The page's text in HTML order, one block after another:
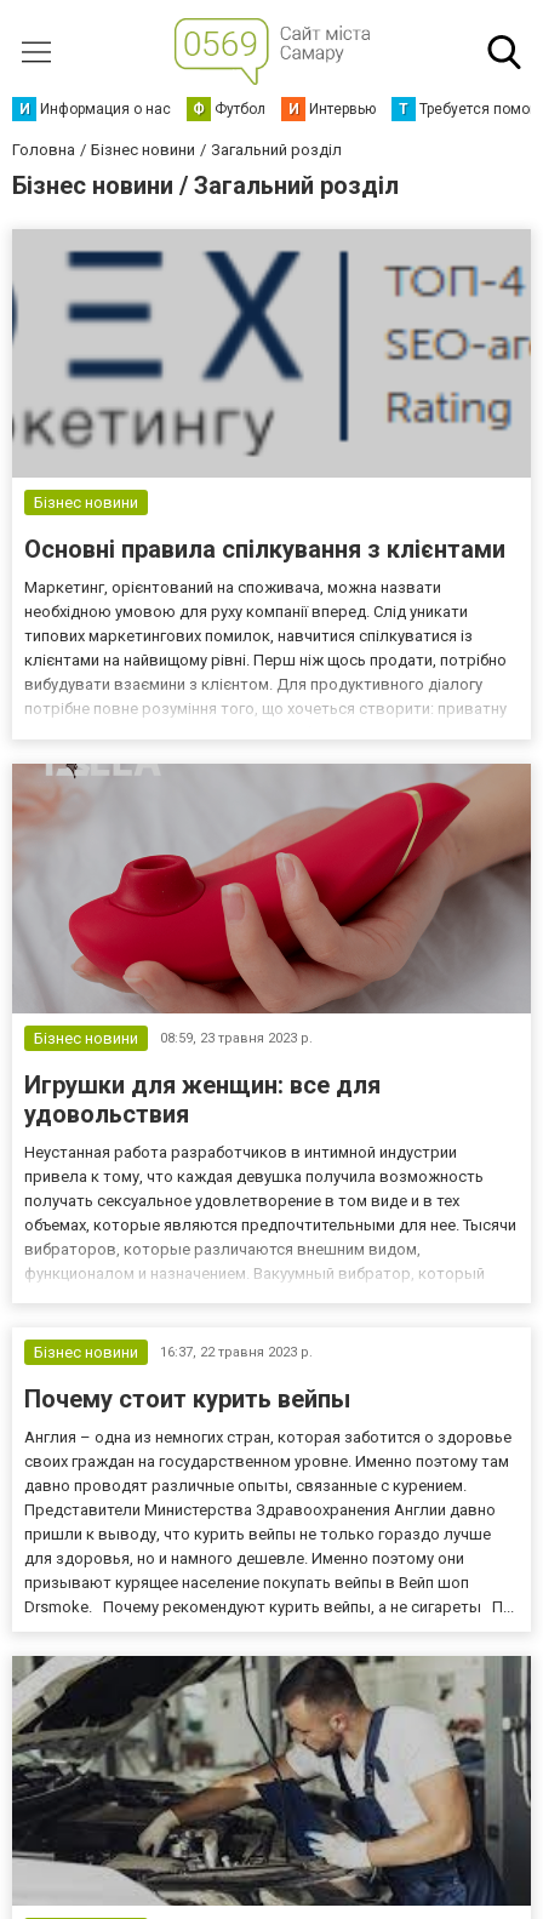
И Информация о нас Ф Футбол И Интервью Т Требуется
Головна Бізнес новини Загальний розділ
Бізнес новини / Загальний розділ
Бізнес новини
Основні правила спілкування з клієнтами
Маркетинг, орієнтований на споживача, можна назвати
необхідною умовою для руху компанії вперед. Слід уникати
типових маркетингових помилок, навчитися спілкуватися із
клієнтами на найвищому рівні. Перш ніж щось продати, потрібно
вибудувати взаємини з клієнтом. Для продуктивного діалогу
потрібне повне розуміння того, що хочеться створити: приватну
Бізнес новини 08:59, 23 травня 2023 р.
Игрушки для женщин: все для
удовольствия
Неустанная работа разработчиков в интимной индустрии
привела к тому, что каждая девушка получила возможность
получать сексуальное удовлетворение в том виде и в тех
объемах, которые являются предпочтительными для нее. Тысячи
вибраторов, которые различаются внешним видом,
функционалом и назначением. Вакуумный вибратор, который
Расскажем о секс-и...
Бізнес новини 16:37, 22 травня 2023 р.
Почему стоит курить вейпы
Англия – одна из немногих стран, которая заботится о здоровье
своих граждан на государственном уровне. Именно поэтому там
давно проводят различные опыты, связанные с курением.
Представители Министерства Здравоохранения Англии давно
пришли к выводу, что курить вейпы не только гораздо лучше
для здоровья, но и намного дешевле. Именно поэтому они
призывают курящее население покупать вейпы в Вейп шоп
Drsmoke. Почему рекомендуют курить вейпы, а не сигареты П...